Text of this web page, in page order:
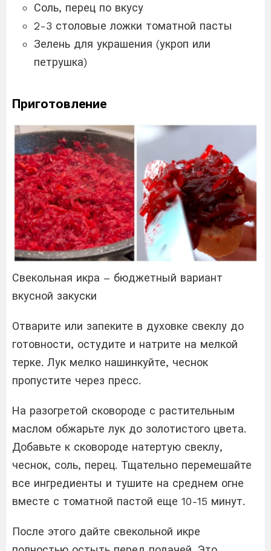
Соль, перец по вкусу
2-3 столовые ложки томатной пасты
Зелень для украшения (укроп или
петрушка)
Приготовление
Свекольная икра – бюджетный вариант
вкусной закуски
Отварите или запеките в духовке свеклу до
готовности, остудите и натрите на мелкой
терке. Лук мелко нашинкуйте, чеснок
пропустите через пресс.
На разогретой сковороде с растительным
маслом обжарьте лук до золотистого цвета.
Добавьте к сковороде натертую свеклу,
чеснок, соль, перец. Тщательно перемешайте
все ингредиенты и тушите на среднем огне
вместе с томатной пастой еще 10-15 минут.
После этого дайте свекольной икре